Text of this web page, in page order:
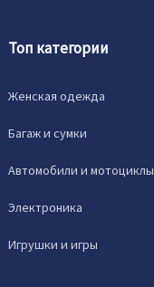
Топ категории
Женская одежда
Багаж и сумки
Автомобили и мотоциклы
Электроника
Игрушки и игры